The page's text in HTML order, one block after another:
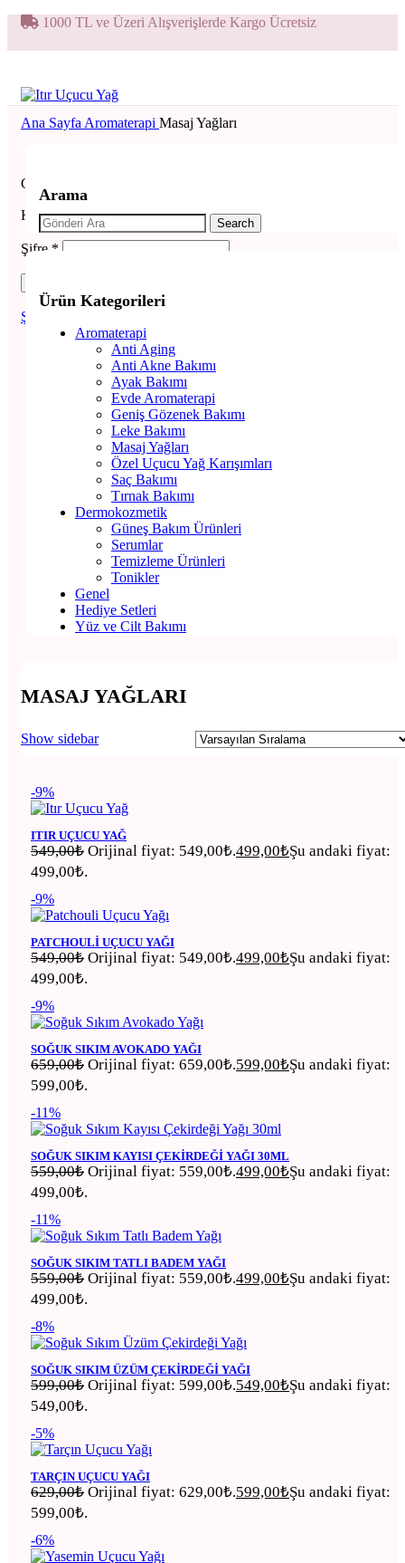
1000 TL ve Üzeri Alışverişlerde Kargo Ücretsiz
Giriş Yap
Kullanıcı adı veya e-posta adresi *
Şifre *
Şifrenizimi Unuttunuz?
0,00
Ana Sayfa Aromaterapi Masaj Yağları
Arama
Search
Ürün Kategorileri
Aromaterapi
Anti Aging
Anti Akne Bakımı
Ayak Bakımı
Evde Aromaterapi
Geniş Gözenek Bakımı
Leke Bakımı
Masaj Yağları
Özel Uçucu Yağ Karışımları
Saç Bakımı
Tırnak Bakımı
Dermokozmetik
Güneş Bakım Ürünleri
Serumlar
Temizleme Ürünleri
Tonikler
Genel
Hediye Setleri
Yüz ve Cilt Bakımı
MASAJ YAĞLARI
Show sidebar
-9%
ITIR UÇUCU YAĞ
549,00₺ Orijinal fiyat: 549,00₺.499,00₺Şu andaki fiyat:
499,00₺.
-9%
PATCHOULI UÇUCU YAĞI
549,00₺ Orijinal fiyat: 549,00₺.499,00₺Şu andaki fiyat:
499,00₺.
-9%
SOĞUK SIKIM AVOKADO YAĞI
659,00₺ Orijinal fiyat: 659,00₺.599,00₺Şu andaki fiyat:
599,00₺.
-11%
SOĞUK SIKIM KAYISI ÇEKIRDEĞI YAĞI 30ML
559,00₺ Orijinal fiyat: 559,00₺.499,00₺Şu andaki fiyat:
499,00₺.
-11%
SOĞUK SIKIM TATLI BADEM YAĞI
559,00₺ Orijinal fiyat: 559,00₺.499,00₺Şu andaki fiyat:
499,00₺.
-8%
SOĞUK SIKIM ÜZÜM ÇEKIRDEĞI YAĞI
599,00₺ Orijinal fiyat: 599,00₺.549,00₺Şu andaki fiyat:
549,00₺.
-5%
TARÇIN UÇUCU YAĞI
629,00₺ Orijinal fiyat: 629,00₺.599,00₺Şu andaki fiyat:
599,00₺.
-6%